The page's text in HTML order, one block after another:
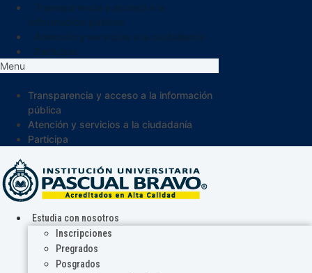
Menu
Transparencia y acceso a la información
pública
Atención y servicios a la ciudadanía
Participa
Estudia con nosotros
Inscripciones
Pregrados
Posgrados